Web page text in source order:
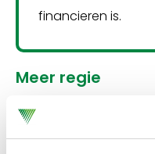
financieren is.
Meer regie
Samen met DUFAS,
schrijft het Verbond